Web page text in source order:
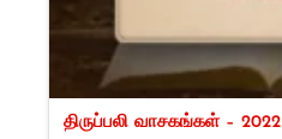
திருப்பலி வாசகங்கள் – 2022